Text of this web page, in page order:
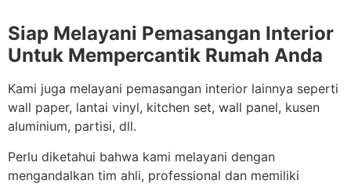
Siap Melayani Pemasangan Interior
Untuk Mempercantik Rumah Anda
Kami juga melayani pemasangan interior lainnya seperti
wall paper, lantai vinyl, kitchen set, wall panel, kusen
aluminium, partisi, dll.
Perlu diketahui bahwa kami melayani dengan
mengandalkan tim ahli, professional dan memiliki